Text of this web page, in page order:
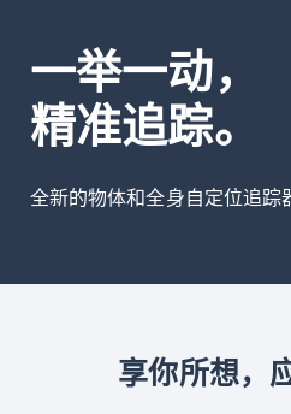
VIVE
Business
中
一举一动，
精准追踪。
全新的物体和全身自定位追踪
享你所想，